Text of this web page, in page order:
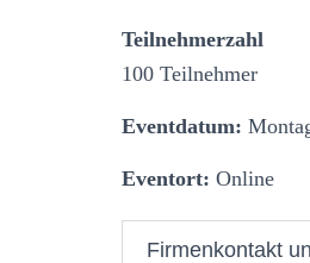
Teilnehmerzahl
100 Teilnehmer
Eventdatum:
Eventort: Online
Firmenkontakt